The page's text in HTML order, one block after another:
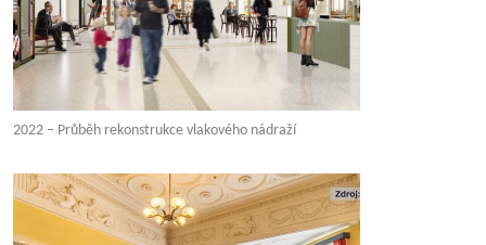
2022 – Průběh rekonstrukce vlakového nádraží